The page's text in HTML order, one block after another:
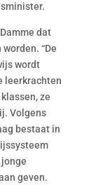
dat
“De
wordt
leerkrachten
ze
Volgens
bestaat in
geven.